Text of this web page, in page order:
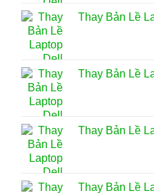
Thay Bản Lề
Thay Bản Lề
Thay Bản Lề
Thay Bản Lề